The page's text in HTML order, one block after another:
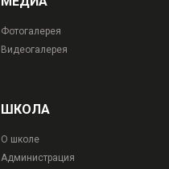
Фотогалерея
Видеогалерея
ШКОЛА
О школе
Администрация